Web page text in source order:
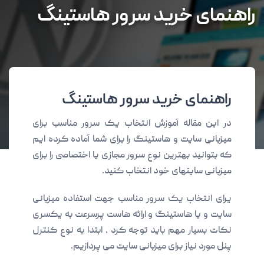
راهنمای خرید سرور هاستینگ
راهنمای خرید سرور هاستینگ
در این مقاله آموزش انتخاب یک سرور مناسب برای
میزبانی سایت و هاستینگ را برای شما آماده کرده ایم
که بتوانید بهترین نوع سرور مجازی یا اختصاصی را برای
میزبانی سایتهای خود انتخاب کنید.
یرای انتخاب یک سرور مناسب جهت استفاده میزبانی
سایت و یا هاستینگ و ارائه هاست پرسرعت به یکسری
نکات بسیار مهم باید توجه کرد ، ابتدا به نوع کنترل
پنل مورد نیاز برای میزبانی سایت می پردازیم.